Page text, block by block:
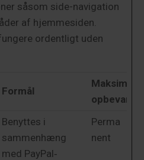
såsom side-navigation
af hjemmesiden.
ordentligt uden
Formål
Maksimal
Benyttes i
sammenhæng
med PayPal‐
Perma
nent